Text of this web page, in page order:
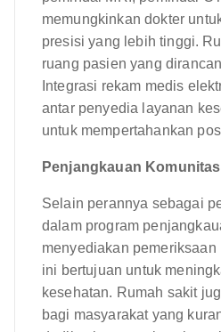
memungkinkan dokter
presisi yang lebih tinggi.
ruang pasien yang
Integrasi rekam medis
antar penyedia layanan
untuk mempertahankan
Penjangkauan
Selain perannya sebagai
dalam program
menyediakan
ini bertujuan untuk
kesehatan. Rumah sakit
bagi masyarakat yang